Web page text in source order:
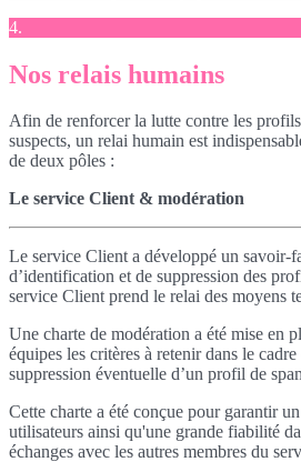
4.
Nos relais humains
Afin de renforcer la lutte contre les
suspects, un relai humain est
de deux pôles :
Le service Client & modération
Le service Client a développé un savoir-
d’identification et de suppression des
service Client prend le relai des moyens
Une charte de modération a été mise en
équipes les critères à retenir dans le
suppression éventuelle d’un profil de
Cette charte a été conçue pour garantir
utilisateurs ainsi qu'une grande fiabilité
échanges avec les autres membres du